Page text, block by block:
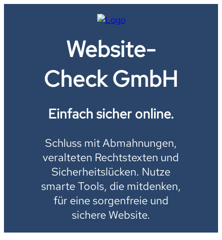
Website-
Check GmbH
Einfach sicher online.
Schluss mit Abmahnungen,
veralteten Rechtstexten und
Sicherheitslücken. Nutze
smarte Tools, die mitdenken,
für eine sorgenfreie und
sichere Website.